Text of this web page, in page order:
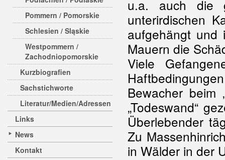
Pommern / Pomorskie
Schlesien / Sląskie
Westpommern /
Zachodniopomorskie
Kurzbiografien
Sachstichworte
Literatur/Medien/Adressen
Links
News
Kontakt
u.a. auch die
unterirdischen
aufgehängt
Mauern die
Viele
Bewacher beim
„Todeswand“
Überlebender
Zu
in Wälder in der